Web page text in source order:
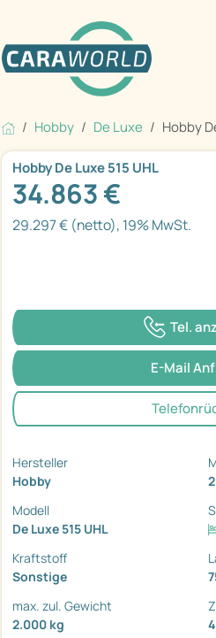
Hobby De Luxe Hobby
Hobby De Luxe 515 UHL
34.863 €
29.297 € (netto), 19% MwSt.
Tel.
E-Mail
Hersteller
Hobby
Modell
De Luxe 515 UHL
Kraftstoff
Sonstige
max. zul. Gewicht
2.000 kg